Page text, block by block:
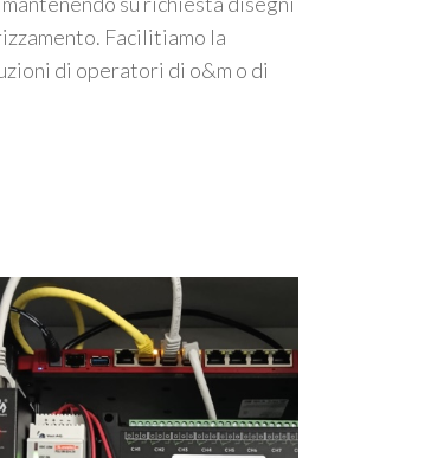
Facilitiamo la
di operatori di o&m o di